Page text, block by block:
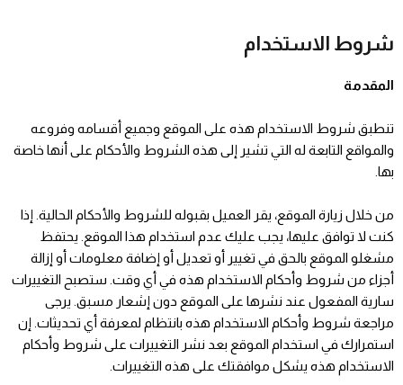
المحتوى
شروط الاستخدام
المقدمة
تنطبق شروط الاستخدام هذه على الموقع وجميع أقسامه وفروعه
والمواقع التابعة له التي تشير إلى هذه الشروط والأحكام على أنها خاصة
بها.
من خلال زيارة الموقع، يقر العميل بقبوله للشروط والأحكام الحالية. إذا
كنت لا توافق عليها، يجب عليك عدم استخدام هذا الموقع. يحتفظ
مشغلو الموقع بالحق في تغيير أو تعديل أو إضافة معلومات أو إزالة
أجزاء من شروط وأحكام الاستخدام هذه في أي وقت. ستصبح التغييرات
سارية المفعول عند نشرها على الموقع دون إشعار مسبق. يرجى
مراجعة شروط وأحكام الاستخدام هذه بانتظام لمعرفة أي تحديثات. إن
استمرارك في استخدام الموقع بعد نشر التغييرات على شروط وأحكام
الاستخدام هذه يشكل موافقتك على هذه التغييرات.